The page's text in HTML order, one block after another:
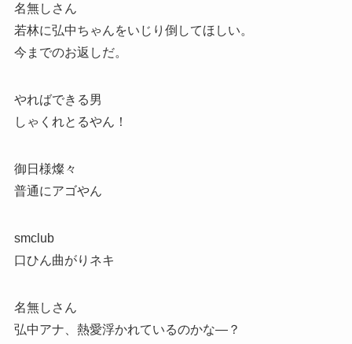
名無しさん
若林に弘中ちゃんをいじり倒してほしい。
今までのお返しだ。
やればできる男
しゃくれとるやん！
御日様燦々
普通にアゴやん
smclub
口ひん曲がりネキ
名無しさん
弘中アナ、熱愛浮かれているのかな―？